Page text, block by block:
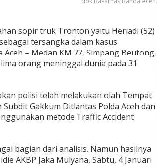
sopir truk Tronton yaitu Heriadi (52)
tersangka dalam kasus
– Medan KM 77, Simpang Beutong,
orang meninggal dunia pada 31
polisi telah melakukan olah Tempat
Gakkum Ditlantas Polda Aceh dan
metode Traffic Accident
bagian dari analisis. Namun hasilnya
AKBP Jaka Mulyana, Sabtu, 4 Januari